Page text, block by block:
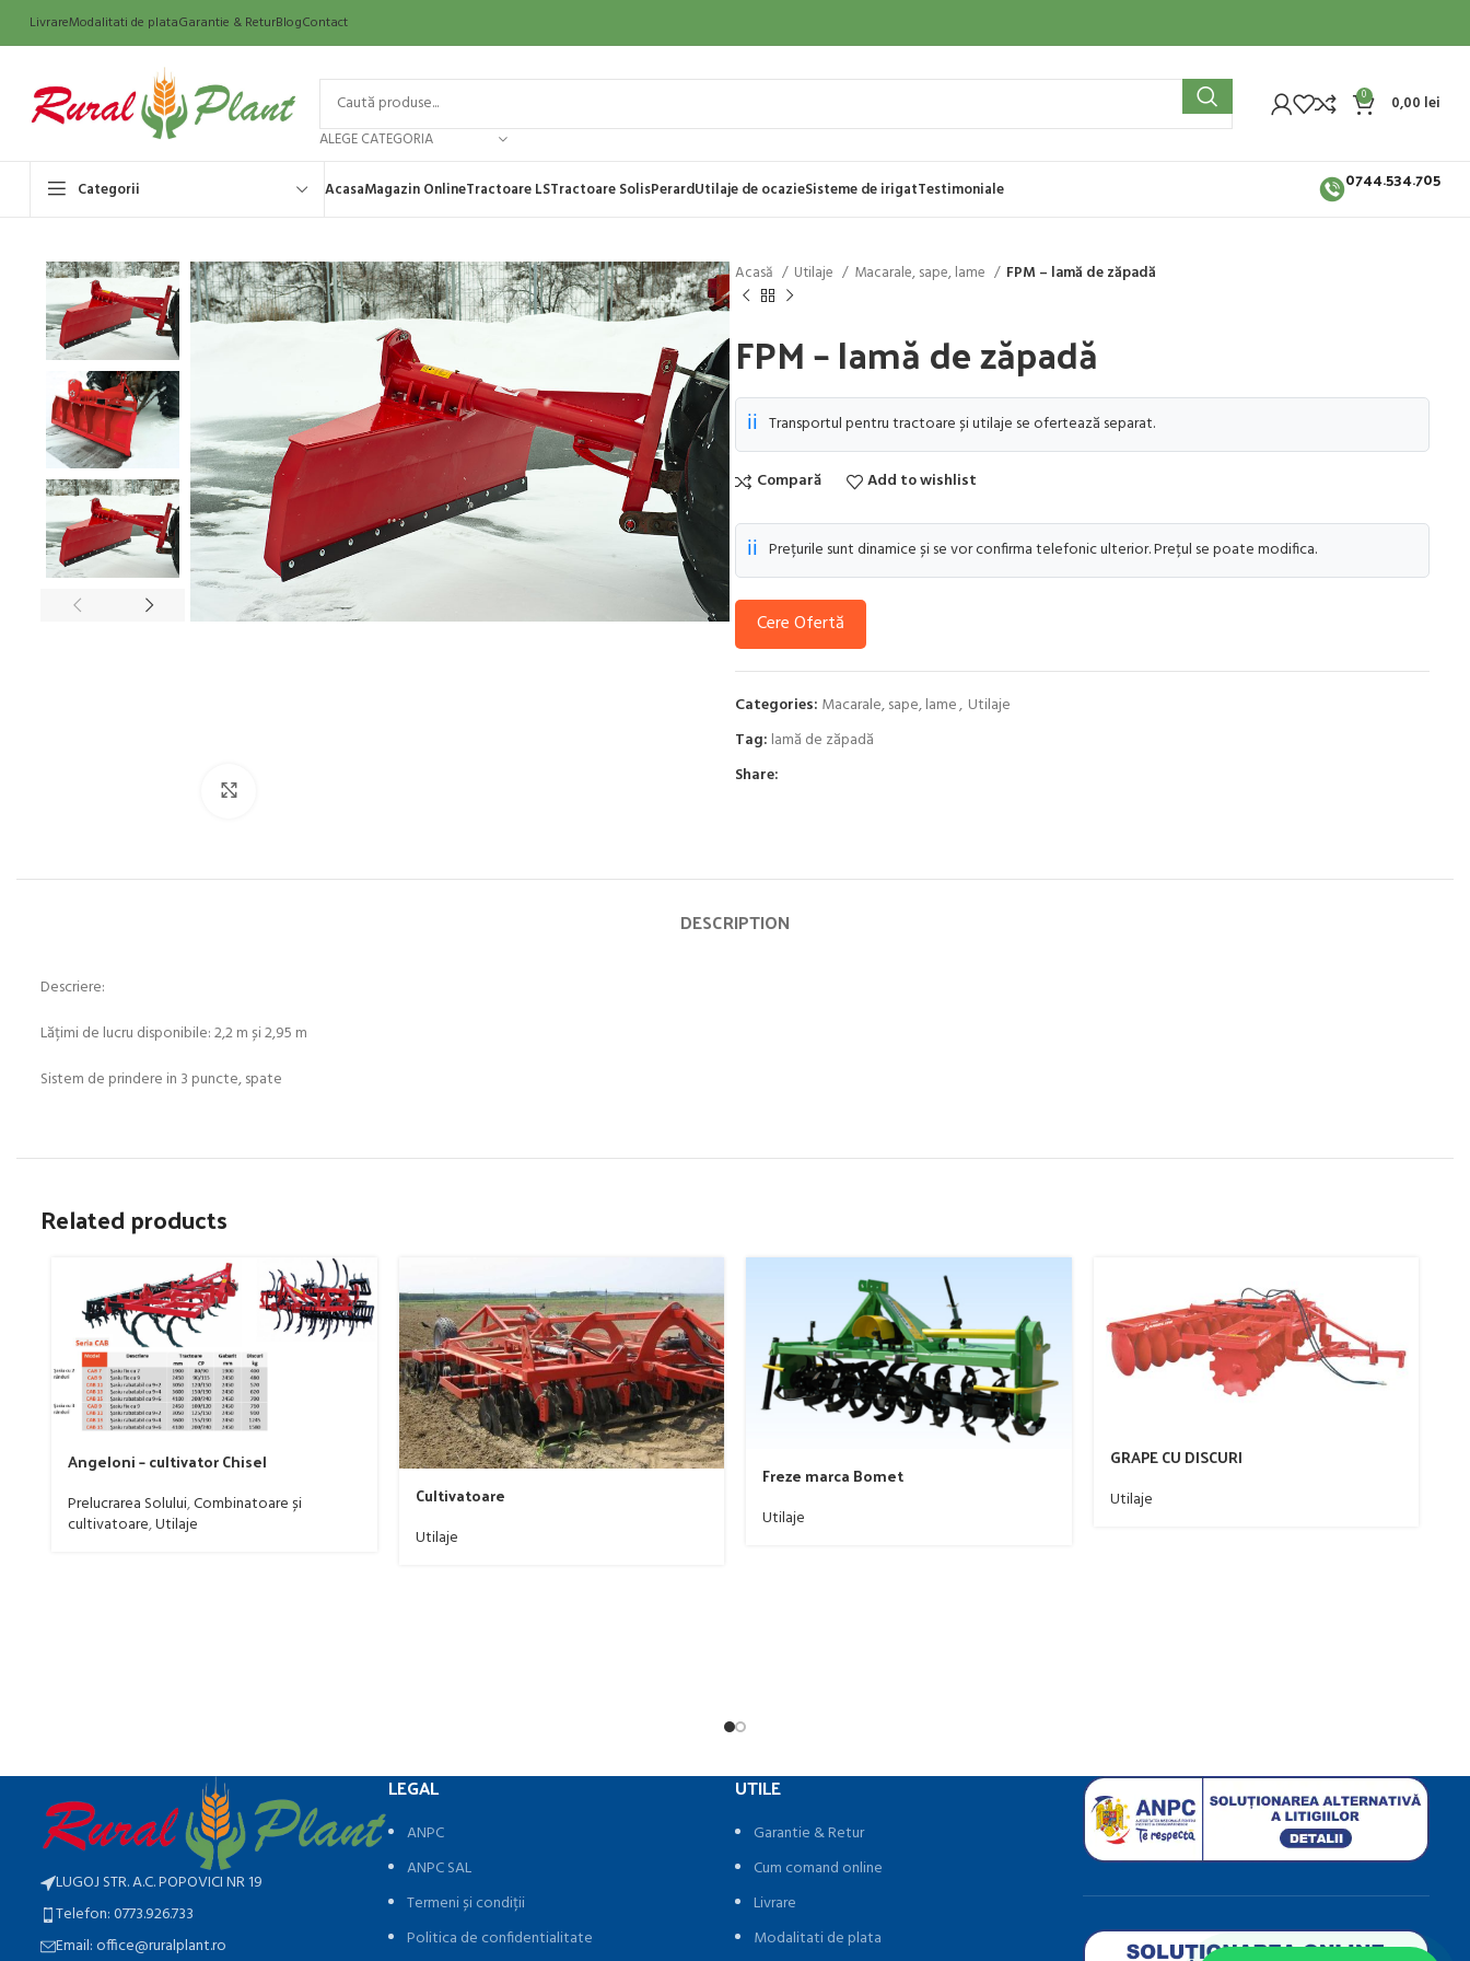
LivrareModalitati de plataGarantie & ReturBlogContact
ALEGE CATEGORIA
0 0,00 lei
Categorii AcasaMagazin OnlineTractoare LSTractoare SolisPerardUtilaje de ocazieSisteme de irigatTestimoniale 0744.534.705
Acasă Utilaje Macarale, sape, lame FPM – lamă de zăpadă
FPM – lamă de zăpadă
ℹ️ Transportul pentru tractoare și utilaje se ofertează separat.
Compară Add to wishlist
ℹ️ Prețurile sunt dinamice și se vor confirma telefonic ulterior. Prețul se poate modifica.
Cere Ofertă
Categories: Macarale, sape, lame, Utilaje
Tag: lamă de zăpadă
Share:
DESCRIPTION
Descriere:
Lățimi de lucru disponibile: 2,2 m și 2,95 m
Sistem de prindere in 3 puncte, spate
Related products
Angeloni – cultivator Chisel
Prelucrarea Solului,Combinatoare și
cultivatoare,Utilaje
Cultivatoare
Utilaje
Freze marca Bomet
Utilaje
GRAPE CU DISCURI
Utilaje
LUGOJ STR. A.C. POPOVICI NR 19
Telefon: 0773.926.733
Email: office@ruralplant.ro
LEGAL
ANPC
ANPC SAL
Termeni și condiții
Politica de confidentialitate
UTILE
Garantie & Retur
Cum comand online
Livrare
Modalitati de plata